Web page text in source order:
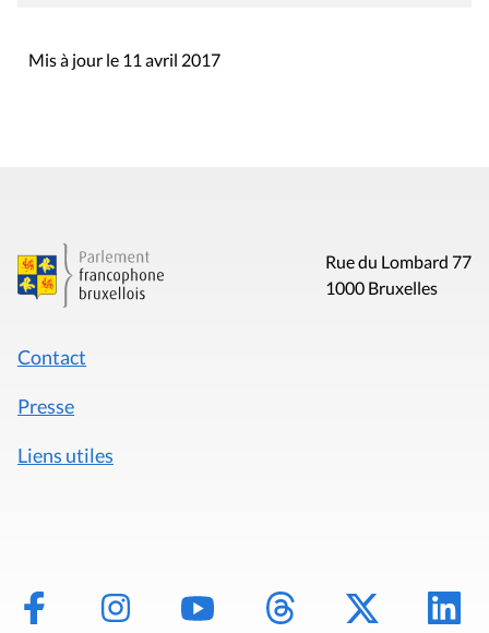
Mis à jour le 11 avril 2017
Rue du Lombard 77
1000 Bruxelles
Contact
Presse
Liens utiles